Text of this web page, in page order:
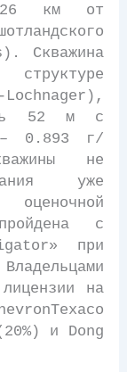
км от
Скважина
Lochnager),
52 м с
– 0.893 г/
не
уже
с
при
лицензии на
и Dong